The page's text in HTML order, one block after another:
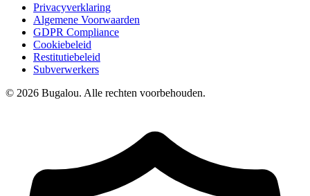
Privacyverklaring
Algemene Voorwaarden
GDPR Compliance
Cookiebeleid
Restitutiebeleid
Subverwerkers
© 2026 Bugalou. Alle rechten voorbehouden.